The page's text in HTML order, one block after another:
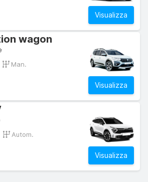
Visualizza
wagon
Man.
Visualizza
Autom.
Visualizza